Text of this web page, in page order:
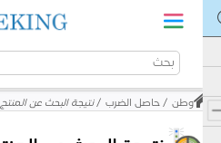
وطن حاصل الضرب نتيجة البحث عن المنتج